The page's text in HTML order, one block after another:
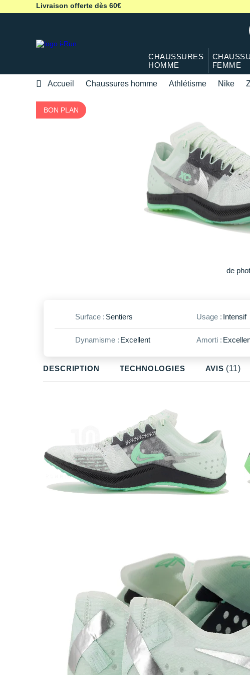
Livraison offerte dès 60€
CHAUSSURES
HOMME
FEMME
Accueil Chaussures homme Athlétisme Nike
DESCRIPTION
TECHNOLOGIES AVIS (11)
Surface : Sentiers Usage : Intensif
Dynamisme : Excellent Amorti :
BON PLAN
Plus
de